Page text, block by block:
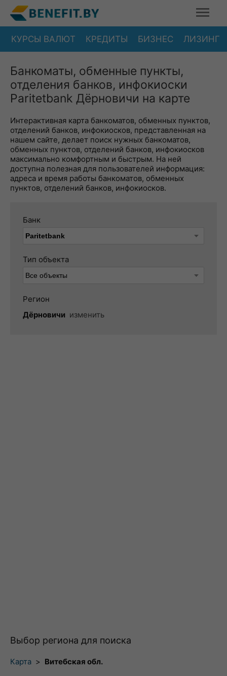
КУРСЫ ВАЛЮТ КРЕДИТЫ БИЗНЕС ЛИЗИНГ
Банкоматы, обменные пункты,
отделения банков, инфокиоски
Paritetbank Дёрновичи на карте
Интерактивная карта банкоматов, обменных пунктов,
отделений банков, инфокиосков, представленная на
нашем сайте, делает поиск нужных банкоматов,
обменных пунктов, отделений банков, инфокиосков
максимально комфортным и быстрым. На ней
доступна полезная для пользователей информация:
адреса и время работы банкоматов, обменных
пунктов, отделений банков, инфокиосков.
Банк
Тип объекта
Регион
Дёрновичи изменить
Выбор региона для поиска
Карта > Витебская обл.